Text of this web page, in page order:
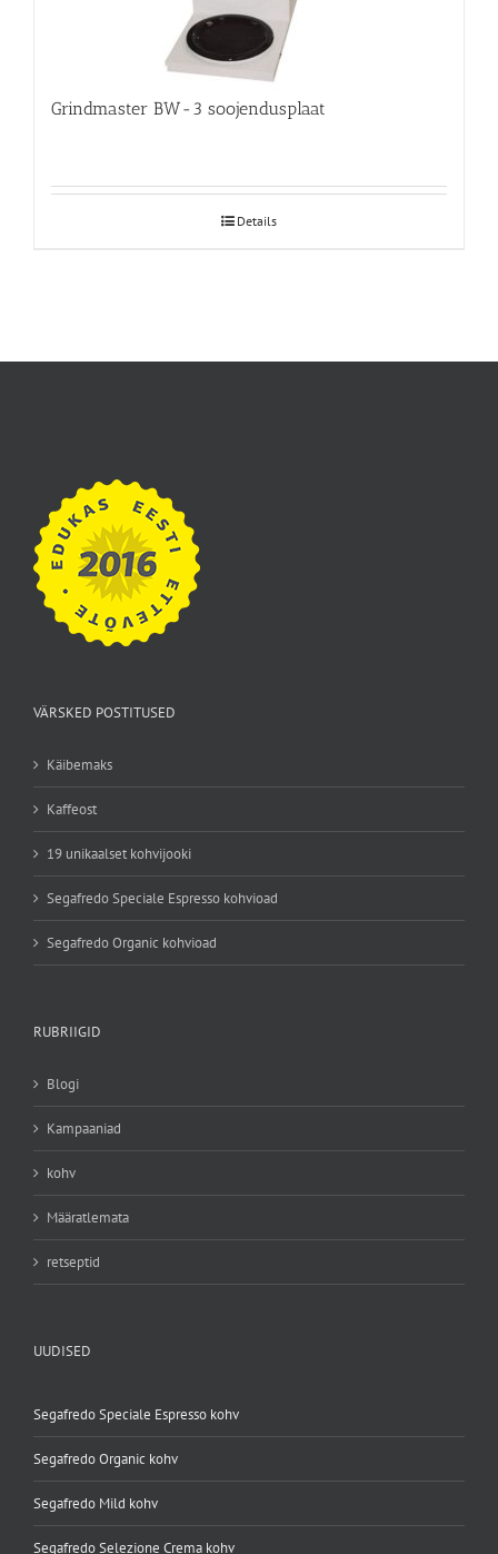
Grindmaster BW-3 soojendusplaat
Details
VÄRSKED POSTITUSED
Käibemaks
Kaffeost
19 unikaalset kohvijooki
Segafredo Speciale Espresso kohvioad
Segafredo Organic kohvioad
RUBRIIGID
Blogi
Kampaaniad
kohv
Määratlemata
retseptid
UUDISED
Segafredo Speciale Espresso kohv
Segafredo Organic kohv
Segafredo Mild kohv
Segafredo Selezione Crema kohv